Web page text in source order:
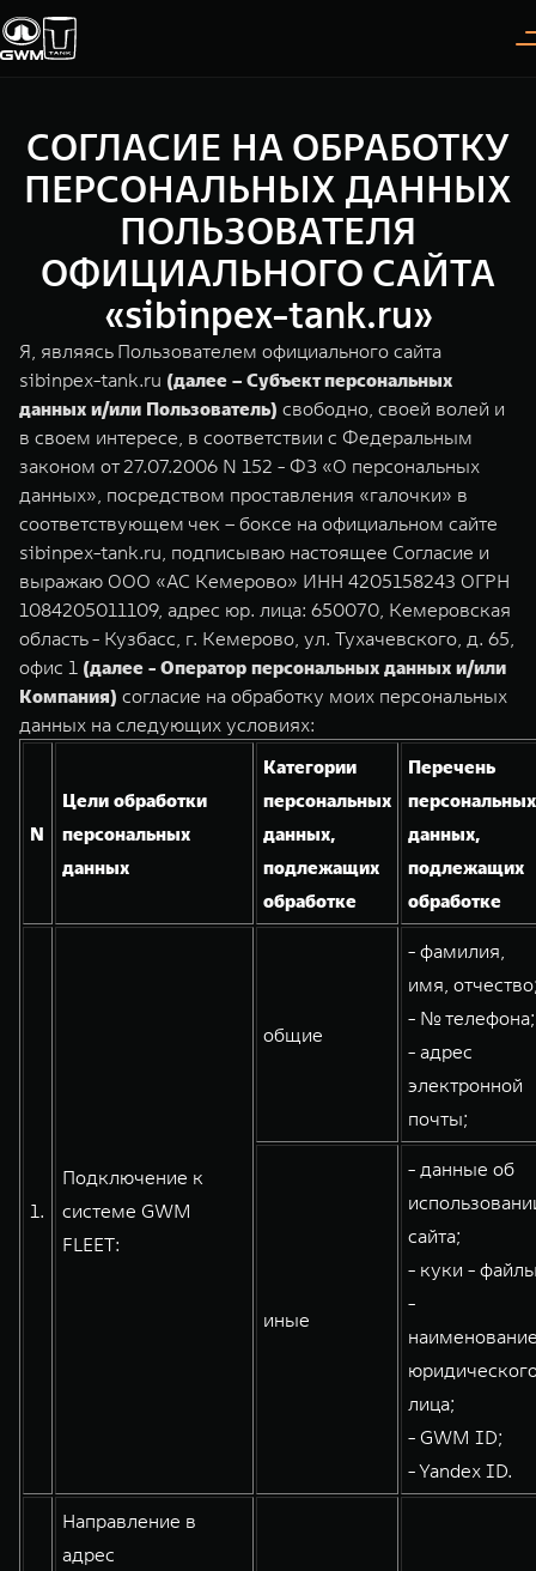
Модели
TANK 300
Следуй за открытиями
от 3 999 000 ₽
TANK 400
За пределы возможного
от 5 599 000 ₽
TANK 500
Веди за собой
от 6 499 000 ₽
TANK 700
от 10 199 000 ₽
WEY 07
от 6 149 000 ₽
WEY 05
Эстетика нового времени
от 5 699 000 ₽
WEY 80 Лаундж
Масштаб возможностей
от 8 099 000 ₽
Покупателям
ВЫБОР АВТОМОБИЛЯ
Спецпредложения
Тест-драйв
Зарядные станции
ПОКУПКА АВТОМОБИЛЯ
TANK Финансы
Корпоративным клиентам
TANK ФИНАНСЫ
TANK Кредит
TANK Страхование
Владельцам
ГАРАНТИЯ И ПОДДЕРЖКА
Гарантия
СЕРВИС
Калькулятор ТО
Нулевое ТО
Сервис
Специальные предложения
Моторные масла
ЦИФРОВЫЕ СЕРВИСЫ TANK
Подписки
О дилере
ИНФОРМАЦИЯ
О нас
GWM ТЕХ ДЕНЬ
Новости
СОГЛАСИЕ НА ОБРАБОТКУ
ПЕРСОНАЛЬНЫХ ДАННЫХ
ПОЛЬЗОВАТЕЛЯ
ОФИЦИАЛЬНОГО САЙТА
«sibinpex-tank.ru»
Я, являясь Пользователем официального сайта
sibinpex-tank.ru (далее – Субъект персональных
данных и/или Пользователь) свободно, своей волей и
в своем интересе, в соответствии с Федеральным
законом от 27.07.2006 N 152 - ФЗ «О персональных
данных», посредством проставления «галочки» в
соответствующем чек – боксе на официальном сайте
sibinpex-tank.ru, подписываю настоящее Согласие и
выражаю ООО «АС Кемерово» ИНН 4205158243 ОГРН
1084205011109, адрес юр. лица: 650070, Кемеровская
область - Кузбасс, г. Кемерово, ул. Тухачевского, д. 65,
офис 1 (далее - Оператор персональных данных и/или
Компания) согласие на обработку моих персональных
данных на следующих условиях:
N
Цели обработки
персональных
данных
Категории
персональных
данных,
подлежащих
обработке
Перечень
персональных
данных,
подлежащих
обработке
1.
Подключение к
системе GWM
FLEET:
общие
- фамилия,
имя,
- № телефона;
- адрес
электронной
почты;
иные
- данные об
сайта;
- куки -
-
лица;
- GWM ID;
- Yandex ID.
Направление в
адрес